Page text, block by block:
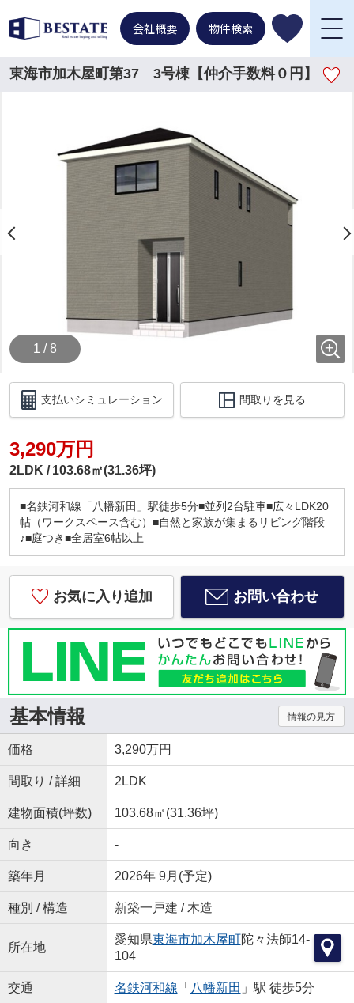
会社概要 物件検索
東海市加木屋町第37 3号棟【仲介手数料０円】
1 / 8
支払いシミュレーション 間取りを見る
3,290万円
2LDK 103.68㎡(31.36坪)
■名鉄河和線「八幡新田」駅徒歩5分■並列2台駐車■広々LDK20
帖（ワークスペース含む）■自然と家族が集まるリビング階段
♪■庭つき■全居室6帖以上
お気に入り追加 お問い合わせ
基本情報 情報の見方
価格 3,290万円
間取り / 詳細 2LDK
建物面積(坪数) 103.68㎡(31.36坪)
向き -
築年月 2026年 9月(予定)
種別 / 構造 新築一戸建 / 木造
所在地
愛知県東海市加木屋町
陀々法師14-
104
交通 名鉄河和線 「 八幡新田 」駅 徒歩5分